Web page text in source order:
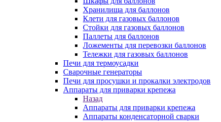
Хранилища для баллонов
Клети для газовых баллонов
Стойки для газовых баллонов
Паллеты для баллонов
Ложементы для перевозки баллонов
Тележки для газовых баллонов
Печи для термоусадки
Сварочные генераторы
Печи для просушки и прокалки электродов
Аппараты для приварки крепежа
Назад
Аппараты для приварки крепежа
Аппараты конденсаторной сварки